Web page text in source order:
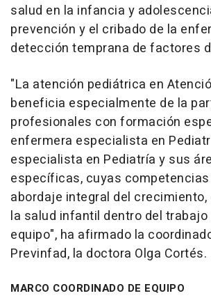
salud en la infancia y
prevención y el cribado de la
detección temprana de factores
"La atención pediátrica en
beneficia especialmente de la
profesionales con formación
enfermera especialista en
especialista en Pediatría y sus
específicas, cuyas
abordaje integral del
la salud infantil dentro del
equipo", ha afirmado la
Previnfad, la doctora Olga Cortés.
MARCO COORDINADO DE EQUIPO